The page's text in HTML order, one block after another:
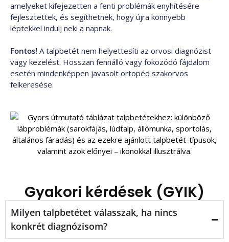
amelyeket kifejezetten a fenti problémák enyhítésére
fejlesztettek, és segíthetnek, hogy újra könnyebb
léptekkel indulj neki a napnak.
Fontos! A talpbetét nem helyettesíti az orvosi diagnózist
vagy kezelést. Hosszan fennálló vagy fokozódó fájdalom
esetén mindenképpen javasolt ortopéd szakorvos
felkeresése.
Gyakori kérdések (GYIK)
Milyen talpbetétet válasszak, ha nincs
konkrét diagnózisom?